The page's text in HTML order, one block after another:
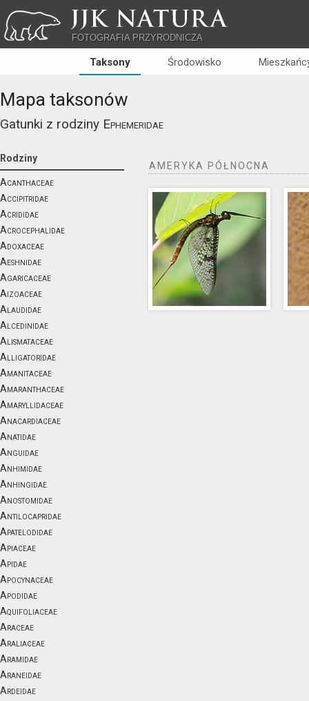
JJK NATURA
FOTOGRAFIA PRZYRODNICZA
Taksony Środowisko
Mapa taksonów
Gatunki z rodziny Ephemeridae
Rodziny
Acanthaceae
Accipitridae
Acrididae
Acrocephalidae
Adoxaceae
Aeshnidae
Agaricaceae
Aizoaceae
Alaudidae
Alcedinidae
Alismataceae
Alligatoridae
Amanitaceae
Amaranthaceae
Amaryllidaceae
Anacardiaceae
Anatidae
Anguidae
Anhimidae
Anhingidae
Anostomidae
Antilocapridae
Apatelodidae
Apiaceae
Apidae
Apocynaceae
Apodidae
Aquifoliaceae
Araceae
Araliaceae
Aramidae
Araneidae
Ardeidae
AMERYKA PÓŁNOCNA